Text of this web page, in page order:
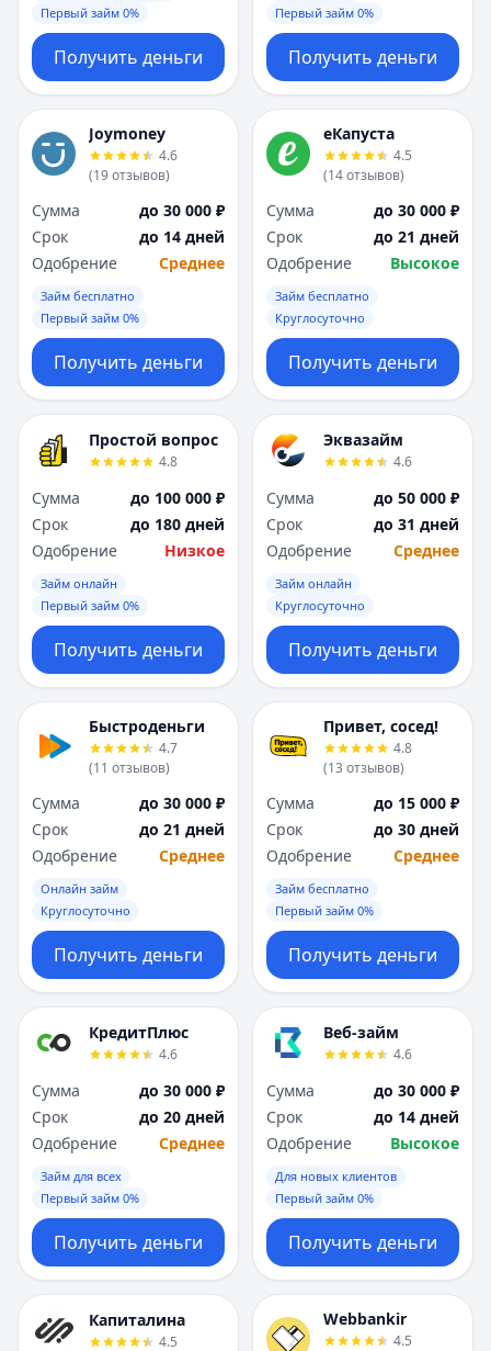
Первый займ 0%
Получить деньги
Первый займ 0%
Получить деньги
Joymoney
4.6
(19отзывов)
Сумма
до 30 000 ₽
Срок
до 14 дней
Одобрение
Среднее
Займ бесплатно
Первый займ 0%
Получить деньги
еКапуста
4.5
(14отзывов)
Сумма
до 30 000 ₽
Срок
до 21 дней
Одобрение
Высокое
Займ бесплатно
Круглосуточно
Получить деньги
Простой вопрос
4.8
Сумма
до 100 000 ₽
Срок
до 180 дней
Одобрение
Низкое
Займ онлайн
Первый займ 0%
Получить деньги
Эквазайм
4.6
Сумма
до 50 000 ₽
Срок
до 31 дней
Одобрение
Среднее
Займ онлайн
Круглосуточно
Получить деньги
Быстроденьги
4.7
(11 отзывов)
Сумма
до 30 000 ₽
Срок
до 21 дней
Одобрение
Среднее
Онлайн займ
Круглосуточно
Получить деньги
Привет, сосед!
4.8
(13 отзывов)
Сумма
до 15 000 ₽
Срок
до 30 дней
Одобрение
Среднее
Займ бесплатно
Первый займ 0%
Получить деньги
КредитПлюс
4.6
Сумма
до 30 000 ₽
Срок
до 20 дней
Одобрение
Среднее
Займ для всех
Первый займ 0%
Получить деньги
Веб-займ
4.6
Сумма
до 30 000 ₽
Срок
до 14 дней
Одобрение
Высокое
Для новых клиентов
Первый займ 0%
Получить деньги
Капиталина
4.5
Webbankir
4.5